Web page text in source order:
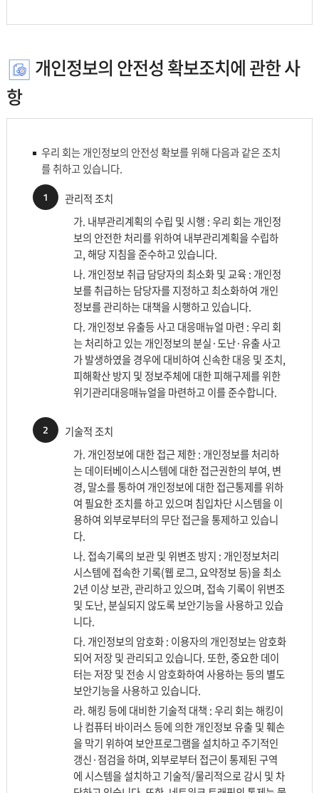
개인정보의 안전성 확보조치에 관한 사
항
우리 회는 개인정보의 안전성 확보를 위해 다음과 같은 조치
를 취하고 있습니다.
1
관리적 조치
가. 내부관리계획의 수립 및 시행 : 우리 회는 개인정
보의 안전한 처리를 위하여 내부관리계획을 수립하
고, 해당 지침을 준수하고 있습니다.
나. 개인정보 취급 담당자의 최소화 및 교육 : 개인정
보를 취급하는 담당자를 지정하고 최소화하여 개인
정보를 관리하는 대책을 시행하고 있습니다.
다. 개인정보 유출등 사고 대응매뉴얼 마련 : 우리 회
는 처리하고 있는 개인정보의 분실·도난·유출 사고
가 발생하였을 경우에 대비하여 신속한 대응 및 조치,
피해확산 방지 및 정보주체에 대한 피해구제를 위한
위기관리대응매뉴얼을 마련하고 이를 준수합니다.
2
기술적 조치
가. 개인정보에 대한 접근 제한 : 개인정보를 처리하
는 데이터베이스시스템에 대한 접근권한의 부여, 변
경, 말소를 통하여 개인정보에 대한 접근통제를 위하
여 필요한 조치를 하고 있으며 침입차단 시스템을 이
용하여 외부로부터의 무단 접근을 통제하고 있습니
다.
나. 접속기록의 보관 및 위변조 방지 : 개인정보처리
시스템에 접속한 기록(웹 로그, 요약정보 등)을 최소
2년 이상 보관, 관리하고 있으며, 접속 기록이 위변조
및 도난, 분실되지 않도록 보안기능을 사용하고 있습
니다.
다. 개인정보의 암호화 : 이용자의 개인정보는 암호화
되어 저장 및 관리되고 있습니다. 또한, 중요한 데이
터는 저장 및 전송 시 암호화하여 사용하는 등의 별도
보안기능을 사용하고 있습니다.
라. 해킹 등에 대비한 기술적 대책 : 우리 회는 해킹이
나 컴퓨터 바이러스 등에 의한 개인정보 유출 및 훼손
을 막기 위하여 보안프로그램을 설치하고 주기적인
갱신·점검을 하며, 외부로부터 접근이 통제된 구역
에 시스템을 설치하고 기술적/물리적으로 감시 및 차